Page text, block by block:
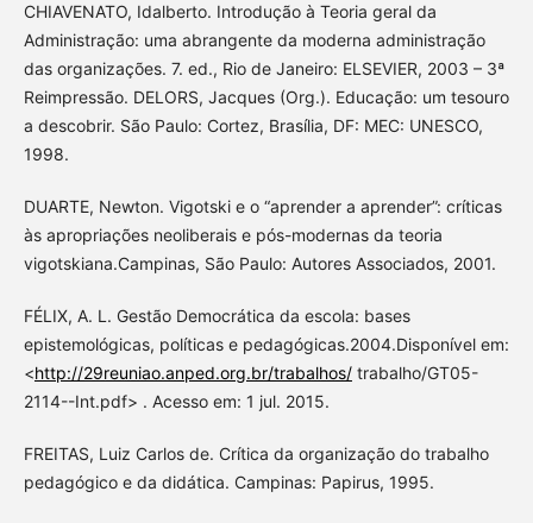
CHIAVENATO, Idalberto. Introdução à Teoria geral da
Administração: uma abrangente da moderna administração
das organizações. 7. ed., Rio de Janeiro: ELSEVIER, 2003 – 3ª
Reimpressão. DELORS, Jacques (Org.). Educação: um tesouro
a descobrir. São Paulo: Cortez, Brasília, DF: MEC: UNESCO,
1998.
DUARTE, Newton. Vigotski e o “aprender a aprender”: críticas
às apropriações neoliberais e pós-modernas da teoria
vigotskiana.Campinas, São Paulo: Autores Associados, 2001.
FÉLIX, A. L. Gestão Democrática da escola: bases
epistemológicas, políticas e pedagógicas.2004.Disponível em:
<http://29reuniao.anped.org.br/trabalhos/trabalho/GT05-
2114--Int.pdf> . Acesso em: 1 jul. 2015.
FREITAS, Luiz Carlos de. Crítica da organização do trabalho
pedagógico e da didática. Campinas: Papirus, 1995.